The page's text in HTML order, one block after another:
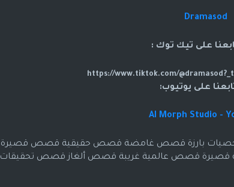
Dramasod
على تيك توك :
على يوتيوب:
AI Morph Studio -
بارزة قصص غامضة قصص حقيقية قصص قصيرة
قصص عالمية غريبة قصص ألغاز قصص تحقيقات